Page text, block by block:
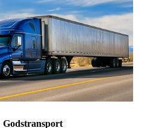
Godstransport